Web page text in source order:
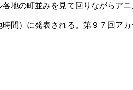
地の町並みを見て回りながらア
間）に発表される。第９７回ア